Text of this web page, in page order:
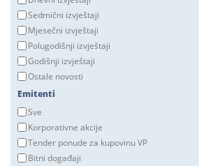
Sedmični izvještaji
Mjesečni izvještaji
Polugodišnji izvještaji
Godišnji izvještaji
Ostale novosti
Emitenti
Sve
Korporativne akcije
Tender ponude za kupovinu VP
Bitni događaji